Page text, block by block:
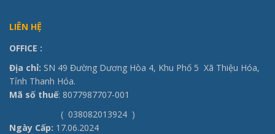
LIÊN HỆ
OFFICE :
Địa chỉ: SN 49 Đường Dương Hòa 4, Khu Phố 5 Xã Thiệu Hóa,
Tỉnh Thanh Hóa.
Mã số thuế: 8077987707-001
( 038082013924 )
Ngày Cấp: 17.06.2024